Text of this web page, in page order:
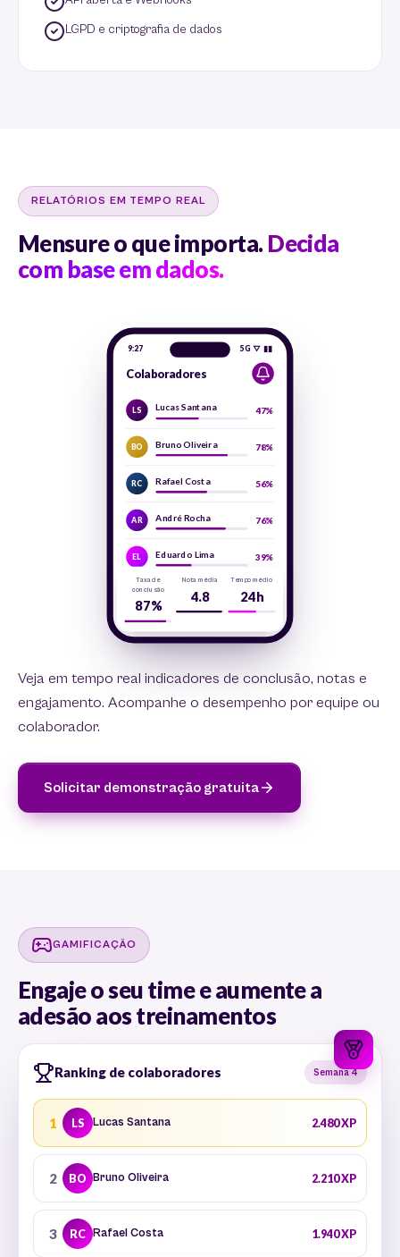
LGPD e criptografia de dados
9:27 5G ▽ ▮▮
Colaboradores
LS Lucas Santana 47%
BO Bruno Oliveira 78%
RC Rafael Costa 56%
AR André Rocha 76%
EL Eduardo Lima 39%
Taxa de
conclusão
87%
Nota média
4.8
Tempo médio
24h
RELATÓRIOS EM TEMPO REAL
Mensure o que importa.Decida
com base em dados.
Veja em tempo real indicadores de conclusão, notas e
engajamento. Acompanhe o desempenho por equipe ou
colaborador.
Solicitar demonstração gratuita
GAMIFICAÇÃO
Engaje o seu time e aumente a
adesão aos treinamentos
Ranking de colaboradores Semana 4
1 LS Lucas Santana 2.480 XP
2 BO Bruno Oliveira 2.210 XP
3 RC Rafael Costa 1.940 XP